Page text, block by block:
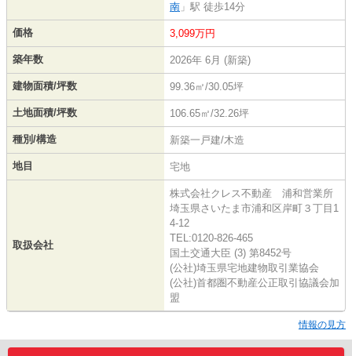
南 」駅 徒歩14分
価格 3,099万円
築年数 2026年 6月 (新築)
建物面積/坪数 99.36㎡/30.05坪
土地面積/坪数 106.65㎡/32.26坪
種別/構造 新築一戸建/木造
地目 宅地
取扱会社
株式会社クレス不動産 浦和営業所
埼玉県さいたま市浦和区岸町３丁目1
4-12
TEL:0120-826-465
国土交通大臣 (3) 第8452号
(公社)埼玉県宅地建物取引業協会
(公社)首都圏不動産公正取引協議会加
盟
情報の見方